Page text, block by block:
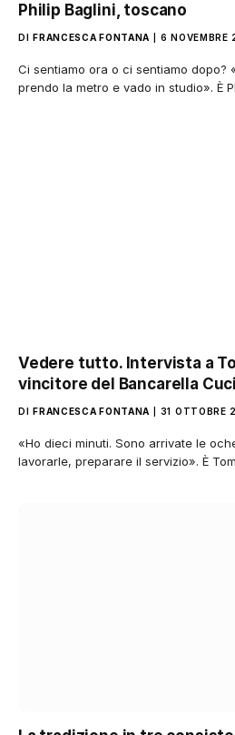
Philip Baglini, toscano
DI FRANCESCA FONTANA 6 NOVEMBRE
Ci sentiamo ora o ci sentiamo dopo?
prendo la metro e vado in studio». È
Vedere tutto. Intervista a
vincitore del Bancarella
DI FRANCESCA FONTANA 31 OTTOBRE
«Ho dieci minuti. Sono arrivate le
lavorarle, preparare il servizio». È